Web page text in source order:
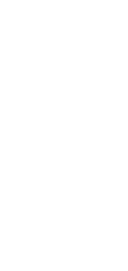
bei dieser Art von
Wenn Sie
unterwegs sind,
CROSSOVER-